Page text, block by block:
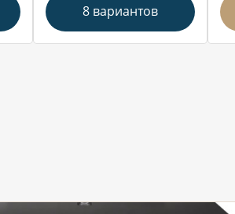
8 вариантов